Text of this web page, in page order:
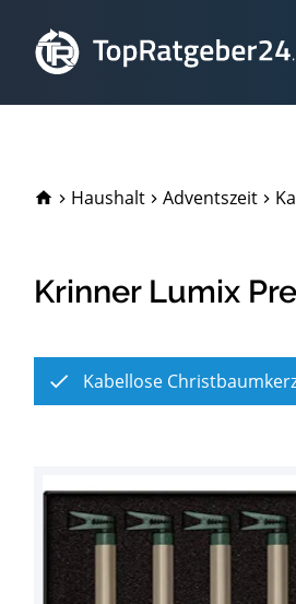
TopRatgeber24.de
Haushalt Adventszeit
Krinner Lumix
Kabellose